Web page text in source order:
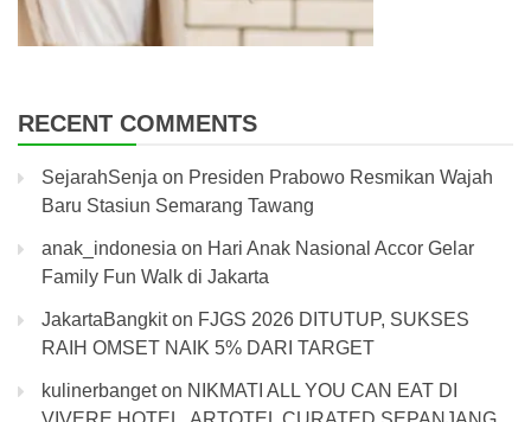
RECENT COMMENTS
SejarahSenja on Presiden Prabowo Resmikan Wajah
Baru Stasiun Semarang Tawang
anak_indonesia on Hari Anak Nasional Accor Gelar
Family Fun Walk di Jakarta
JakartaBangkiton FJGS 2026 DITUTUP, SUKSES
RAIH OMSET NAIK 5% DARI TARGET
kulinerbangeton NIKMATI ALL YOU CAN EAT DI